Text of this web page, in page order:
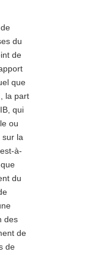
du
de
que
la part
qui
ou
la
à-
du
des
de
de